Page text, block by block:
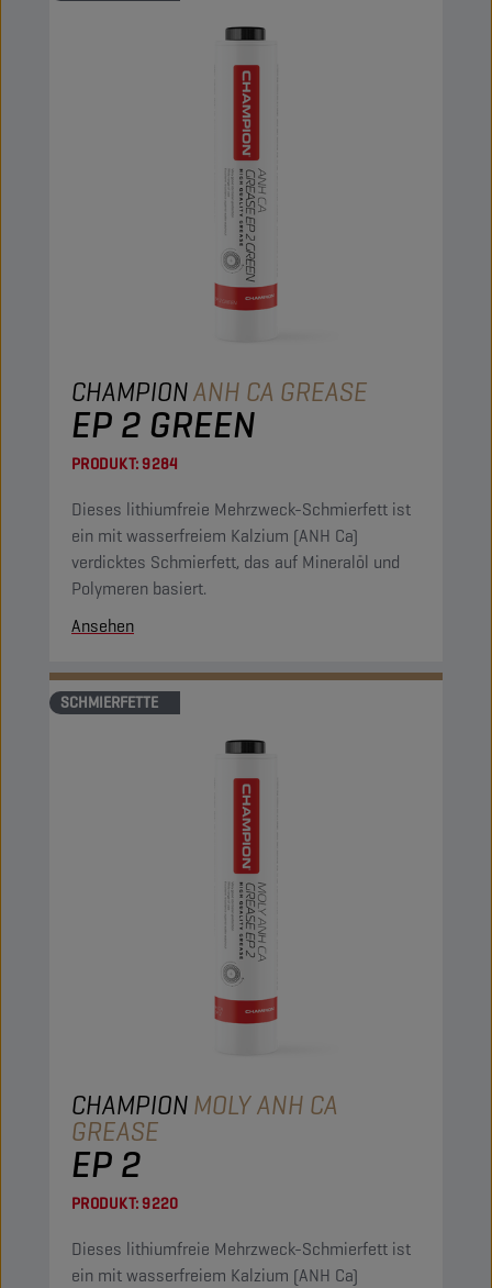
CHAMPIONANH CA GREASE
EP 2 GREEN
PRODUKT:9284
Dieses lithiumfreie Mehrzweck-Schmierfett ist
ein mit wasserfreiem Kalzium (ANH Ca)
verdicktes Schmierfett, das auf Mineralöl und
Polymeren basiert.
Ansehen
SCHMIERFETTE
CHAMPIONMOLY ANH CA
GREASE
EP 2
PRODUKT:9220
Dieses lithiumfreie Mehrzweck-Schmierfett ist
ein mit wasserfreiem Kalzium (ANH Ca)